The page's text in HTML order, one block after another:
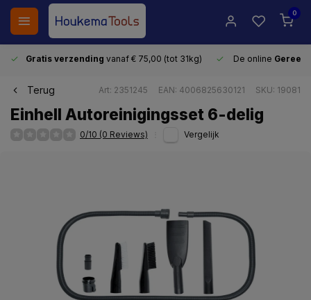
0
Gratis verzending vanaf € 75,00 (tot 31kg) De online
Terug Art: 2351245 EAN: 4006825630121 SKU: 19081
Einhell Autoreinigingsset 6-delig
0/10 (0 Reviews) Vergelijk